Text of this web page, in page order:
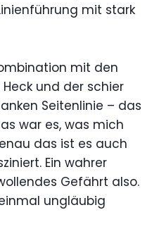
mit stark
mit den
und der schier
Seitenlinie – das
war es, was mich
das ist es auch
Ein wahrer
Gefährt also.
ungläubig